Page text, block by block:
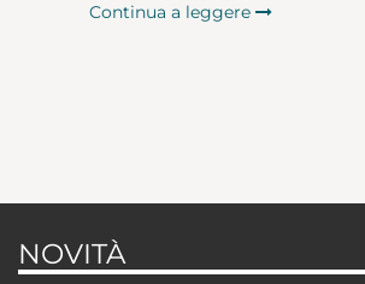
Continua a leggere
NOVITÀ